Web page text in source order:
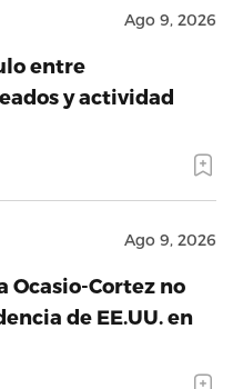
Ago 9, 2026
entre
y actividad
Ago 9, 2026
Ocasio-Cortez no
de EE.UU. en